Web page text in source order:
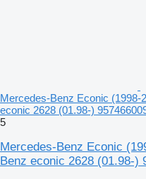
Mercedes-Benz Econic
econic 2628 (01.98-)
5
Mercedes-Benz Econic
Benz econic 2628 (01.98-)